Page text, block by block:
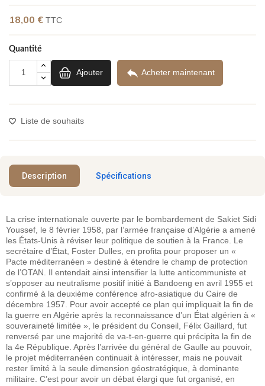
18,00 € TTC
Quantité
Ajouter  Acheter maintenant
Liste de souhaits
Description Spécifications
La crise internationale ouverte par le bombardement de Sakiet Sidi
Youssef, le 8 février 1958, par l’armée française d’Algérie a amené
les États-Unis à réviser leur politique de soutien à la France. Le
secrétaire d’État, Foster Dulles, en profita pour proposer un «
Pacte méditerranéen » destiné à étendre le champ de protection
de l’OTAN. Il entendait ainsi intensifier la lutte anticommuniste et
s’opposer au neutralisme positif initié à Bandoeng en avril 1955 et
confirmé à la deuxième conférence afro-asiatique du Caire de
décembre 1957. Pour avoir accepté ce plan qui impliquait la fin de
la guerre en Algérie après la reconnaissance d’un État algérien à «
souveraineté limitée », le président du Conseil, Félix Gaillard, fut
renversé par une majorité de va-t-en-guerre qui précipita la fin de
la 4e République. Après l’arrivée du général de Gaulle au pouvoir,
le projet méditerranéen continuait à intéresser, mais ne pouvait
rester limité à la seule dimension géostratégique, à dominante
militaire. C’est pour avoir un débat élargi que fut organisé, en